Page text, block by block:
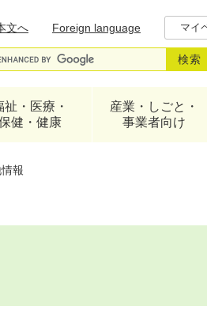
文へ
Foreign language マイ
祉・医療・
健・健康
産業・しごと・
事業者向け
報